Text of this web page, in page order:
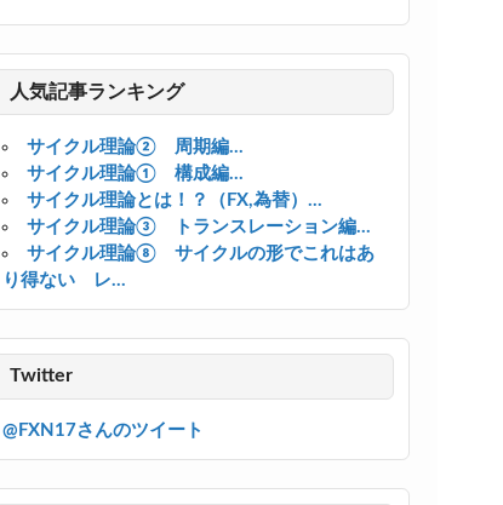
人気記事ランキング
サイクル理論② 周期編...
サイクル理論① 構成編...
サイクル理論とは！？（FX,為替）...
サイクル理論③ トランスレーション編...
サイクル理論⑧ サイクルの形でこれはあ
り得ない レ...
Twitter
@FXN17さんのツイート